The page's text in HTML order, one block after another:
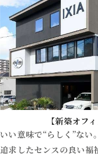
【新築オフ
いい意味で“らしく”ない
追求したセンスの良い福